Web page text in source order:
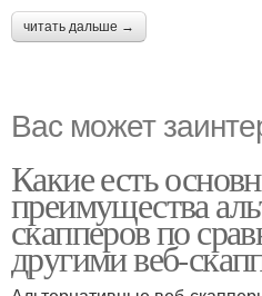
читать дальше →
Вас может
Какие есть
преимущества
скапперов по
другими веб-